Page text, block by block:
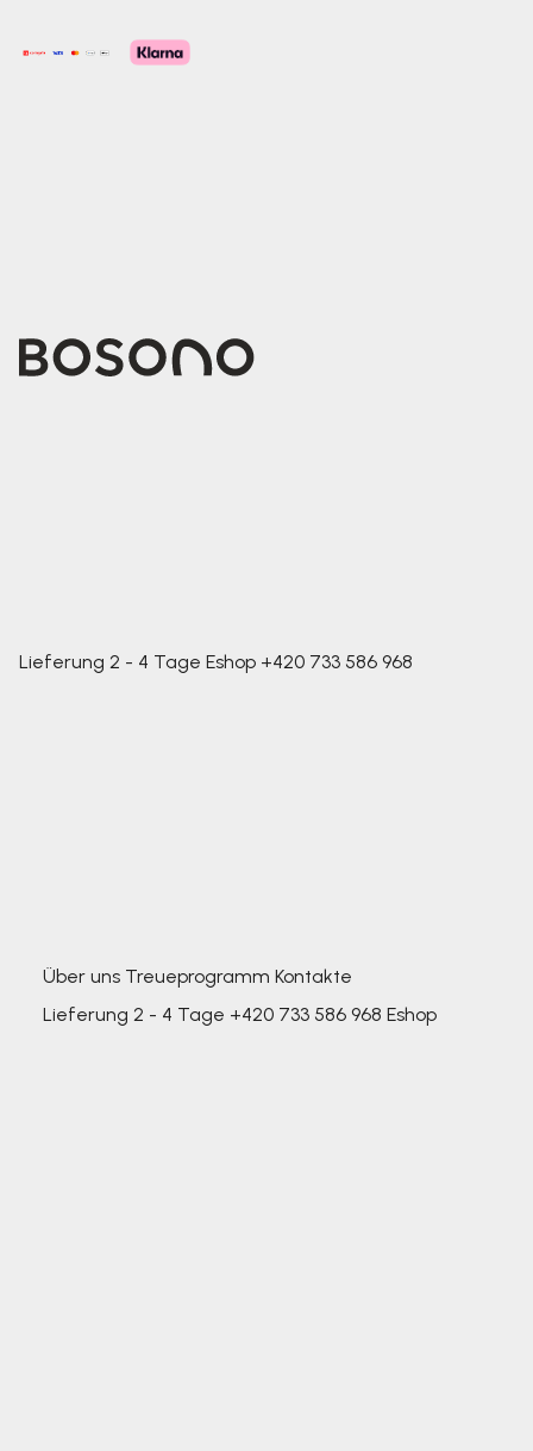
Lieferung 2 - 4 Tage Eshop +420 733 586 968
Über uns Treueprogramm Kontakte
Lieferung 2 - 4 Tage +420 733 586 968 Eshop